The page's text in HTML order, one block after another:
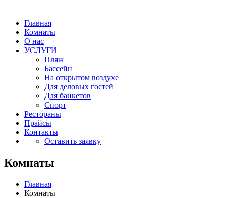
Главная
Комнаты
О нас
УСЛУГИ
Пляж
Бассейн
На открытом воздухе
Для деловых гостей
Для банкетов
Спорт
Рестораны
Прайсы
Контакты
Оставить заявку
Комнаты
Главная
Комнаты